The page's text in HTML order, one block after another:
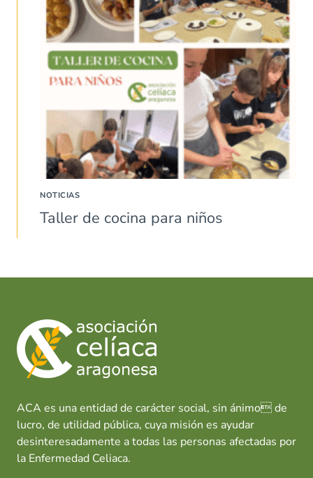
NOTICIAS
Taller de cocina para niños
ACA es una entidad de carácter social, sin ánimo de
lucro, de utilidad pública, cuya misión es ayudar
desinteresadamente a todas las personas afectadas por
la Enfermedad Celiaca.